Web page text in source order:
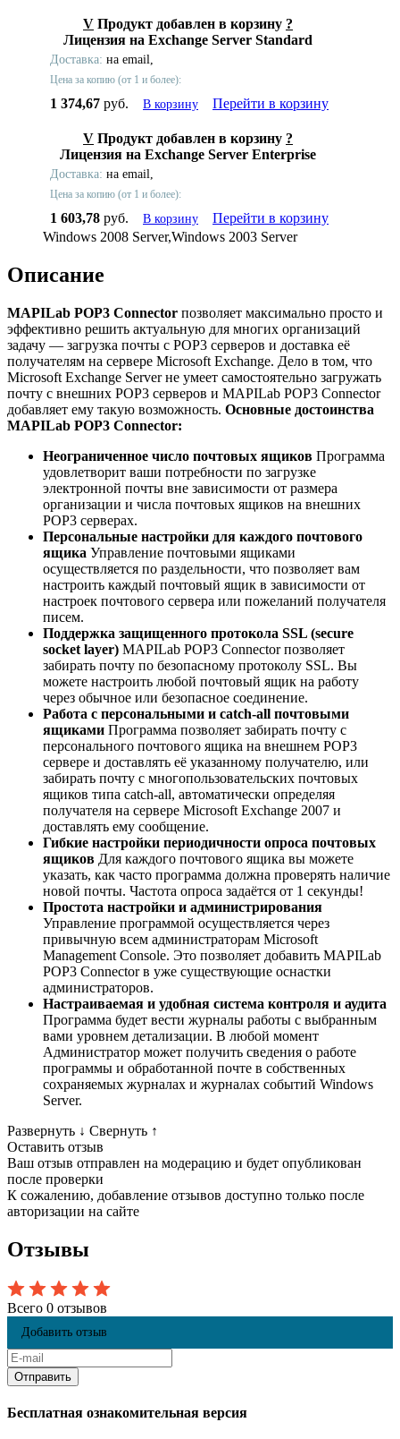
V Продукт добавлен в корзину ?
Лицензия на Exchange Server Standard
Доставка: на email,
Цена за копию (от 1 и более):
1 374,67 руб. В корзину Перейти в корзину
V Продукт добавлен в корзину ?
Лицензия на Exchange Server Enterprise
Доставка: на email,
Цена за копию (от 1 и более):
1 603,78 руб. В корзину
Перейти в корзину
Windows 2008 Server,Windows 2003 Server
Описание
MAPILab POP3 Connector позволяет максимально просто и
эффективно решить актуальную для многих организаций
задачу — загрузка почты с POP3 серверов и доставка её
получателям на сервере Microsoft Exchange. Дело в том, что
Microsoft Exchange Server не умеет самостоятельно загружать
почту с внешних POP3 серверов и MAPILab POP3 Connector
добавляет ему такую возможность. Основные достоинства
MAPILab POP3 Connector:
Неограниченное число почтовых ящиков Программа
удовлетворит ваши потребности по загрузке
электронной почты вне зависимости от размера
организации и числа почтовых ящиков на внешних
POP3 серверах.
Персональные настройки для каждого почтового
ящика Управление почтовыми ящиками
осуществляется по раздельности, что позволяет вам
настроить каждый почтовый ящик в зависимости от
настроек почтового сервера или пожеланий получателя
писем.
Поддержка защищенного протокола SSL (secure
socket layer) MAPILab POP3 Connector позволяет
забирать почту по безопасному протоколу SSL. Вы
можете настроить любой почтовый ящик на работу
через обычное или безопасное соединение.
Работа с персональными и catch-all почтовыми
ящиками Программа позволяет забирать почту с
персонального почтового ящика на внешнем POP3
сервере и доставлять её указанному получателю, или
забирать почту с многопользовательских почтовых
ящиков типа catch-all, автоматически определяя
получателя на сервере Microsoft Exchange 2007 и
доставлять ему сообщение.
Гибкие настройки периодичности опроса почтовых
ящиков Для каждого почтового ящика вы можете
указать, как часто программа должна проверять наличие
новой почты. Частота опроса задаётся от 1 секунды!
Простота настройки и администрирования
Управление программой осуществляется через
привычную всем администраторам Microsoft
Management Console. Это позволяет добавить MAPILab
POP3 Connector в уже существующие оснастки
администраторов.
Настраиваемая и удобная система контроля и аудита
Программа будет вести журналы работы с выбранным
вами уровнем детализации. В любой момент
Администратор может получить сведения о работе
программы и обработанной почте в собственных
сохраняемых журналах и журналах событий Windows
Server.
Развернуть ↓ Свернуть ↑
Оставить отзыв
Ваш отзыв отправлен на модерацию и будет опубликован
после проверки
К сожалению, добавление отзывов доступно только после
авторизации на сайте
Отзывы
Всего 0 отзывов
Добавить отзыв
Бесплатная ознакомительная версия